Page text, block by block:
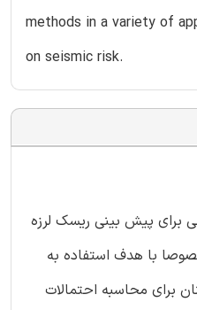
methods in a variety of
on seismic risk.
برای پیش بینی ریسک لرزه
با هدف استفاده به
برای محاسبه احتمالات